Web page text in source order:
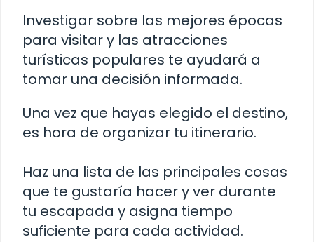
Investigar sobre las mejores épocas
para visitar y las atracciones
turísticas populares te ayudará a
tomar una decisión informada.
Una vez que hayas elegido el destino,
es hora de organizar tu itinerario.
Haz una lista de las principales cosas
que te gustaría hacer y ver durante
tu escapada y asigna tiempo
suficiente para cada actividad.